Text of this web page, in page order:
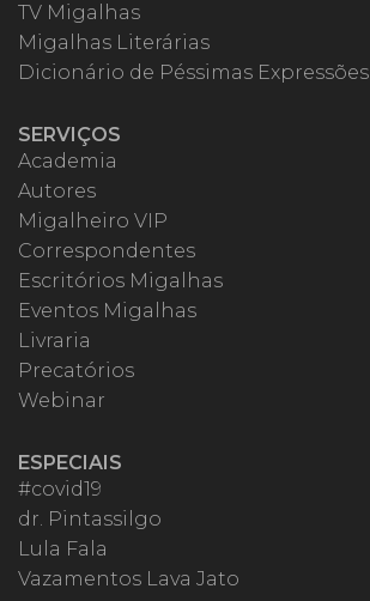
TV Migalhas
Migalhas Literárias
Dicionário de Péssimas Expressões
SERVIÇOS
Academia
Autores
Migalheiro VIP
Correspondentes
Escritórios Migalhas
Eventos Migalhas
Livraria
Precatórios
Webinar
ESPECIAIS
#covid19
dr. Pintassilgo
Lula Fala
Vazamentos Lava Jato